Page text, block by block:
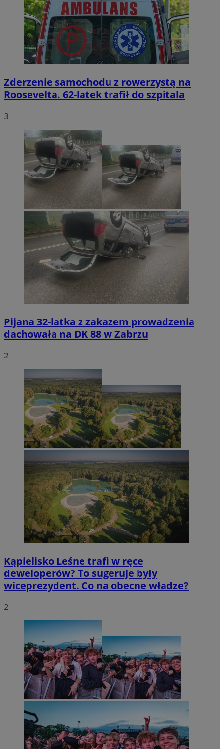
Zderzenie samochodu z rowerzystą na
Roosevelta. 62-latek trafił do szpitala
3
Pijana 32-latka z zakazem prowadzenia
dachowała na DK 88 w Zabrzu
2
Kąpielisko Leśne trafi w ręce
deweloperów? To sugeruje były
wiceprezydent. Co na obecne władze?
2